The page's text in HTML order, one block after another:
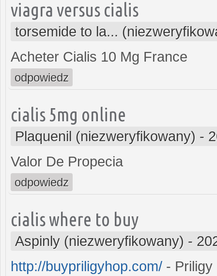
viagra versus cialis
torsemide to la...
Acheter Cialis 10 Mg France
odpowiedz
cialis 5mg online
Plaquenil (niezweryfikowany) -
Valor De Propecia
odpowiedz
cialis where to buy
Aspinly (niezweryfikowany) -
http://buypriligyhop.com/ - Priligy